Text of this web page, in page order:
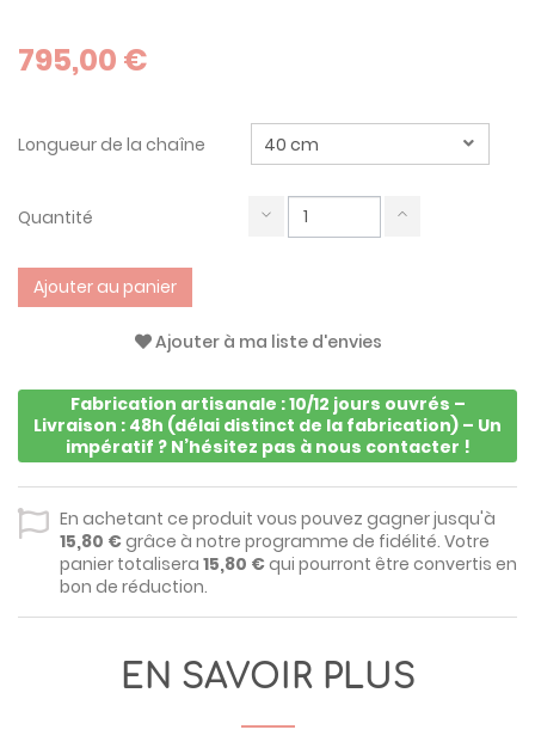
795,00 €
Longueur de la chaîne
Quantité
Ajouter au panier
Ajouter à ma liste d'envies
Fabrication artisanale : 10/12 jours ouvrés –
Livraison : 48h (délai distinct de la fabrication) – Un
impératif ? N’hésitez pas à nous contacter !
En achetant ce produit vous pouvez gagner jusqu'à
15,80 €grâce à notre programme de fidélité. Votre
panier totalisera 15,80 €qui pourront être convertis en
bon de réduction.
EN SAVOIR PLUS